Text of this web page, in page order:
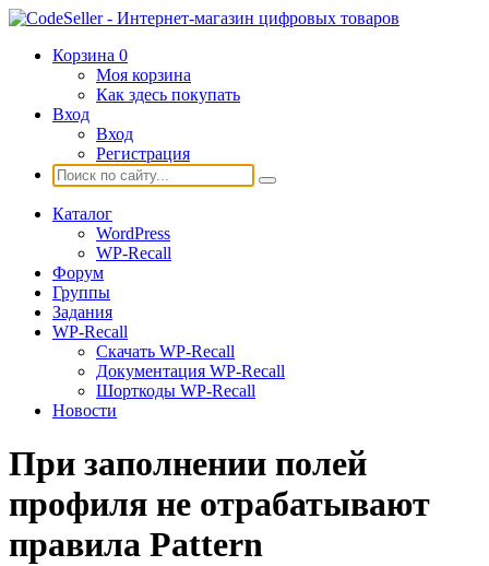
Корзина 0
Моя корзина
Как здесь покупать
Вход
Вход
Регистрация
Каталог
WordPress
WP-Recall
Форум
Группы
Задания
WP-Recall
Скачать WP-Recall
Документация WP-Recall
Шорткоды WP-Recall
Новости
При заполнении полей
профиля не отрабатывают
правила Pattern